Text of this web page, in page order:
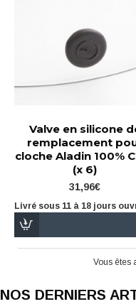
Valve en silicone
remplacement
cloche Aladin 100%
(x 6)
31,96€
Livré sous 11 à 18 jours
Vous êtes
NOS DERNIERS